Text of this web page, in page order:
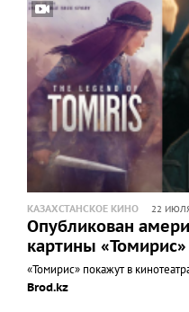
КАЗАХСТАНСКОЕ КИНО 22
Опубликован
картины «Томирис»
«Томирис» покажут в
Brod.kz